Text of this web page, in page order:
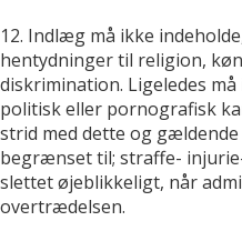
12. Indlæg må ikke
hentydninger til religion,
diskrimination. Ligeledes
politisk eller pornografisk
strid med dette og
begrænset til; straffe-
slettet øjeblikkeligt, når
overtrædelsen.